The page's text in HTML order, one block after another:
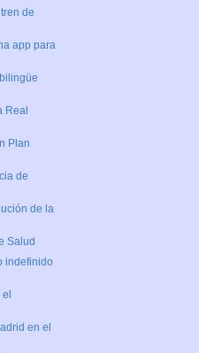
de
app para
Real
Plan
de
de la
Salud
indefinido
en el